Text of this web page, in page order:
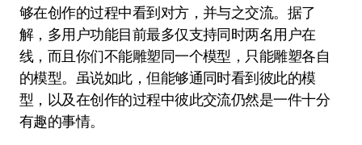
够在创作的过程中看到对方，并与之交流。据了
解，多用户功能目前最多仅支持同时两名用户在
线，而且你们不能雕塑同一个模型，只能雕塑各自
的模型。虽说如此，但能够通同时看到彼此的模
型，以及在创作的过程中彼此交流仍然是一件十分
有趣的事情。